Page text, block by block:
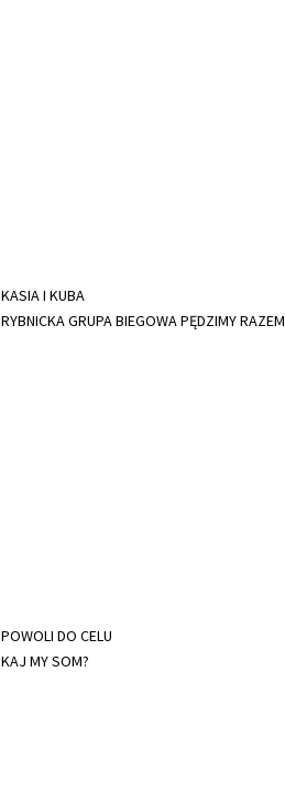
KASIA I KUBA
RYBNICKA GRUPA BIEGOWA PĘDZIMY RAZEM
POWOLI DO CELU
KAJ MY SOM?